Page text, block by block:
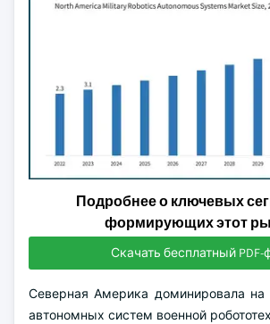
Подробнее о ключевых
формирующих этот
Скачать бесплатный PDF-
Северная Америка доминировала
автономных систем военной